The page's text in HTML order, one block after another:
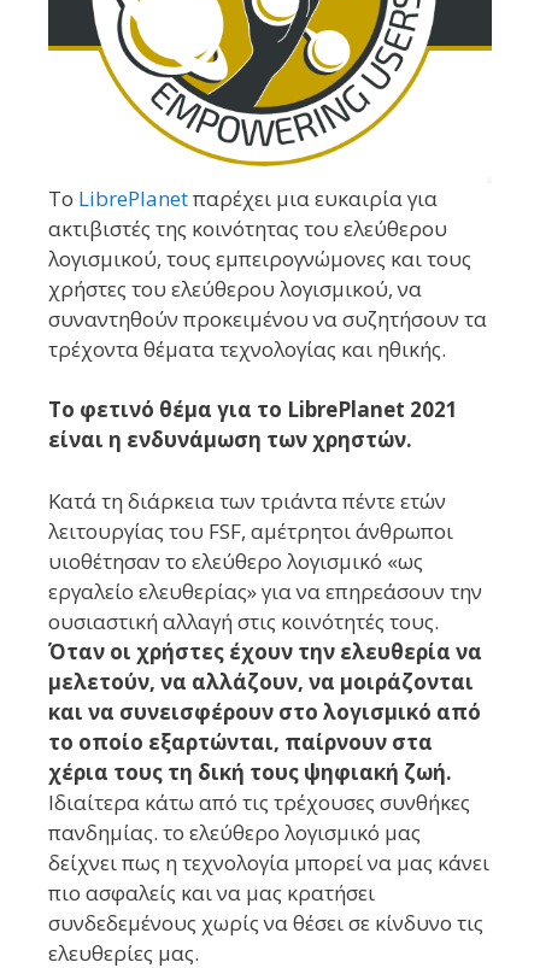
Το LibrePlanetπαρέχει μια ευκαιρία για
ακτιβιστές της κοινότητας του ελεύθερου
λογισμικού, τους εμπειρογνώμονες και τους
χρήστες του ελεύθερου λογισμικού, να
συναντηθούν προκειμένου να συζητήσουν τα
τρέχοντα θέματα τεχνολογίας και ηθικής.
Το φετινό θέμα για το LibrePlanet 2021
είναι η ενδυνάμωση των χρηστών.
Κατάτη διάρκεια των τριάντα πέντε ετών
λειτουργίας του FSF, αμέτρητοι άνθρωποι
υιοθέτησαν το ελεύθερο λογισμικό «ως
εργαλείο ελευθερίας» για να επηρεάσουν την
ουσιαστική αλλαγή στις κοινότητές τους.
Όταν οι χρήστες έχουν την ελευθερία να
μελετούν, να αλλάζουν, να μοιράζονται
και να συνεισφέρουν στο λογισμικό από
το οποίο εξαρτώνται, παίρνουν στα
χέρια τους τη δική τους ψηφιακή ζωή.
Ιδιαίτερα κάτω από τις τρέχουσες συνθήκες
πανδημίας. το ελεύθερο λογισμικό μας
δείχνει πως η τεχνολογία μπορεί να μας κάνει
πιο ασφαλείς και να μας κρατήσει
συνδεδεμένους χωρίς να θέσει σε κίνδυνο τις
ελευθερίες μας.